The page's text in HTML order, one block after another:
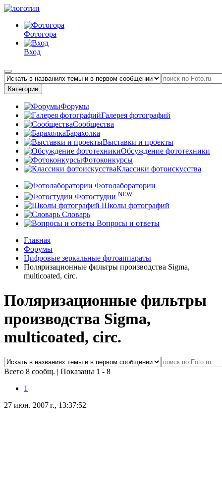
Фотогора
Вход
Категории
Форумы
Галерея фотографий
Сообщества
Барахолка
Выставки и проекты
Обсуждение фототехники
Фотоконкурсы
Классики фотоискусства
Фотолаборатории
Фотостудии NEW
Школы фотографий
Словарь
Вопросы и ответы
Главная
Форумы
Цифровые зеркальные фотоаппараты
Поляризационные фильтры производства Sigma,
multicoated, circ.
Поляризационные фильтры
производства Sigma,
multicoated, circ.
Всего 8 сообщ. | Показаны 1 - 8
1
27 июн. 2007 г., 13:37:52